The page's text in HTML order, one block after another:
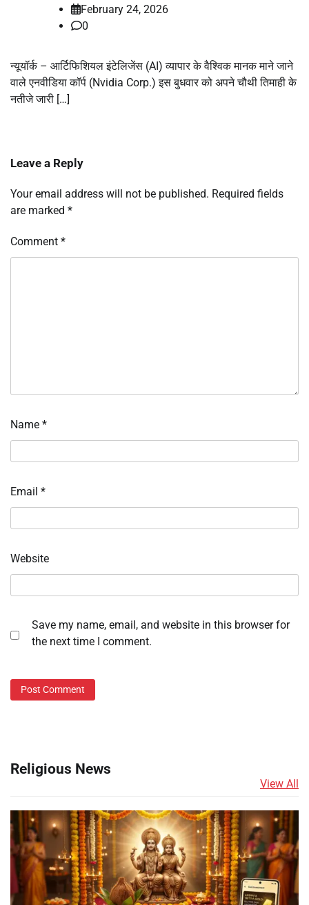
February 24, 2026
0
न्यूयॉर्क – आर्टिफिशियल इंटेलिजेंस (AI) व्यापार के वैश्विक मानक माने जाने
वाले एनवीडिया कॉर्प (Nvidia Corp.) इस बुधवार को अपने चौथी तिमाही के
नतीजे जारी […]
Leave a Reply
Your email address will not be published. Required fields
are marked *
Comment *
Name *
Email *
Website
Save my name, email, and website in this browser for
the next time I comment.
Religious News
View All